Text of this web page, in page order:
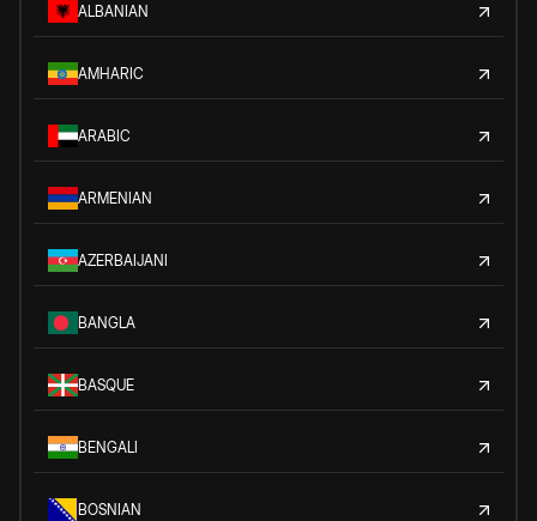
ALBANIAN
AMHARIC
ARABIC
ARMENIAN
AZERBAIJANI
BANGLA
BASQUE
BENGALI
BOSNIAN